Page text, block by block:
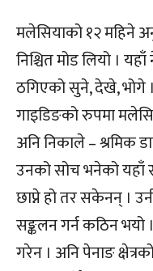
मलेसियाको १२ महिने
निश्चित मोड लियो ।
ठगिएको सुने, देखे, भोगे
गाइडिङको रुपमा
अनि निकाले – श्रमिक
उनको सोच भनेको यहाँ
छाप्ने हो तर सकेनन् ।
सङ्कलन गर्न कठिन
गरेन । अनि पेनाङ